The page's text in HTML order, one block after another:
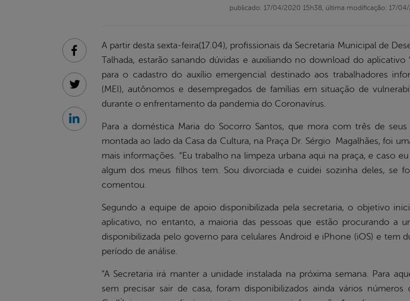
publicado: 17/04/2020 15h38, última modificação: 17/
A partir desta sexta-feira(17.04), profissionais da Secretaria Municipal de
Talhada, estarão sanando dúvidas e auxiliando no download do aplicativo
para o cadastro do auxílio emergencial destinado aos trabalhadores
(MEI), autônomos e desempregados de famílias em situação de
durante o enfrentamento da pandemia do Coronavírus.
Para a doméstica Maria do Socorro Santos, que mora com três de
montada ao lado da Casa da Cultura, na Praça Dr. Sérgio Magalhães, foi
mais informações. “Eu trabalho na limpeza urbana aqui na praça, e caso
algum dos meus filhos tem. Sou divorciada e cuidei sozinha deles, se
comentou.
Segundo a equipe de apoio disponibilizada pela secretaria, o objetivo
aplicativo, no entanto, a maioria das pessoas que estão procurando a
disponibilizada pelo governo para celulares Android e iPhone (iOS) e tem
período de análise.
“A Secretaria irá manter a unidade instalada na próxima semana. Para
sem precisar sair de casa, foram disponibilizados ainda vários
Facebook
Twitter
Linkedin